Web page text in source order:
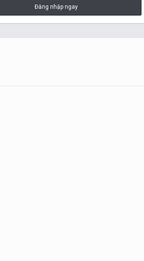
Đăng nhập ngay